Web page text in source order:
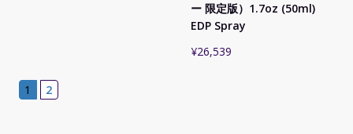
ー 限定版）1.7oz (50ml)
EDP Spray
¥26,539
1 2